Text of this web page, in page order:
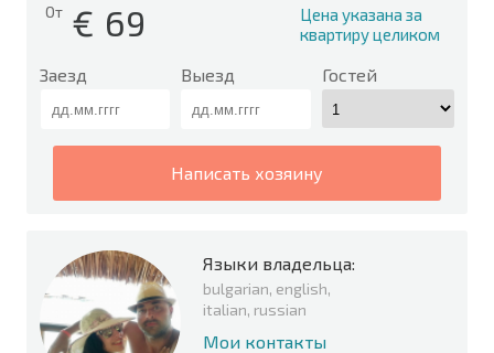
От € 69
Цена указана за
квартиру целиком
Заезд Выезд Гостей
написать хозяину
Языки владельца:
bulgarian, english,
italian, russian
Мои контакты